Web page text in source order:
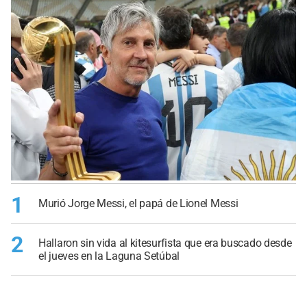
1 Murió Jorge Messi, el papá de Lionel Messi
2
Hallaron sin vida al kitesurfista que era buscado desde
el jueves en la Laguna Setúbal